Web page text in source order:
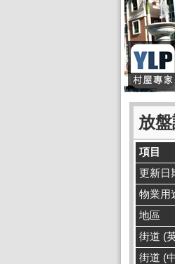
放
項目
更新日
物業用
地區
街道 (
街道 (